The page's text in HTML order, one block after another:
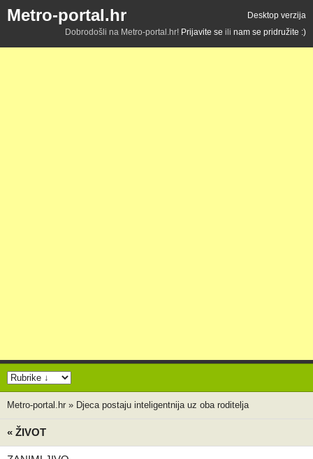
Metro-portal.hr
Desktop verzija
Dobrodošli na Metro-portal.hr! Prijavite se ili nam se pridružite :)
Metro-portal.hr » Djeca postaju inteligentnija uz oba roditelja
« ŽIVOT